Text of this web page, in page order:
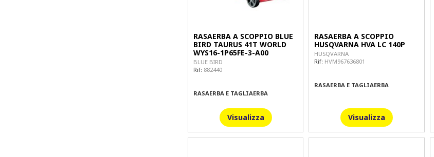
RASAERBA A SCOPPIO BLUE
BIRD TAURUS 41T WORLD
WYS16-1P65FE-3-A00
BLUE BIRD
Rif: 882440
RASAERBA E TAGLIAERBA
Visualizza
RASAERBA A SCOPPIO
HUSQVARNA HVA LC 140P
HUSQVARNA
Rif: HVM967636801
RASAERBA E TAGLIAERBA
Visualizza